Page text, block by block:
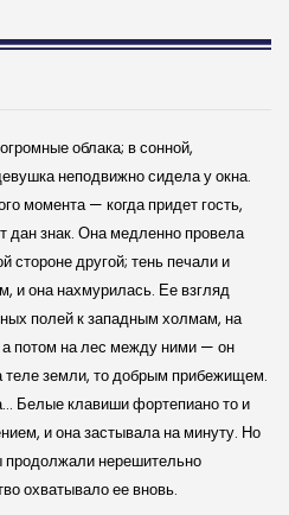
облака; в сонной,
неподвижно сидела у окна.
момента — когда придет гость,
дан знак. Она медленно провела
стороне другой; тень печали и
и она нахмурилась. Ее взгляд
полей к западным холмам, на
а потом на лес между ними — он
земли, то добрым прибежищем.
Белые клавиши фортепиано то и
и она застывала на минуту. Но
продолжали нерешительно
охватывало ее вновь.